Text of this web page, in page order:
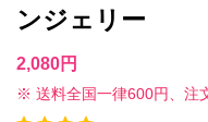
ンジェリー
2,080円
※ 送料全国一律600円、注